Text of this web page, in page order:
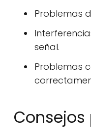
Problemas
señal.
Problemas